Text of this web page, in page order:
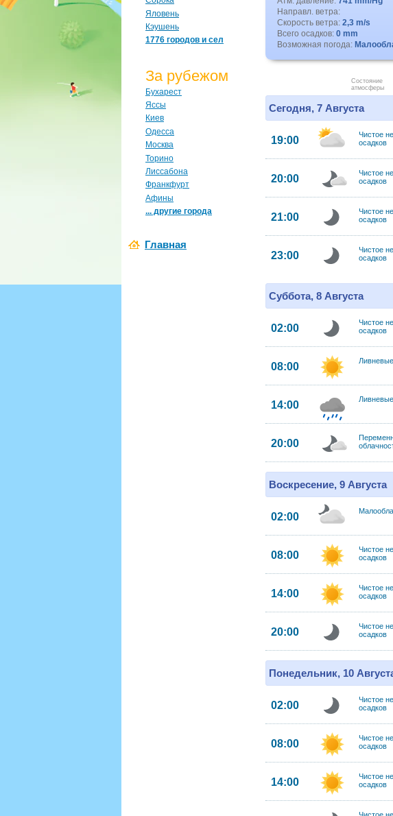
Яловень
Кэушень
1776 городов и сел
За рубежом
Бухарест
Яссы
Киев
Одесса
Москва
Торино
Лиссабона
Франкфурт
Афины
... другие города
Главная
Направл. ветра:
Скорость ветра: 2,3 m/s
Всего осадков: 0 mm
Возможная погода:
Состояние
атмосферы
Сегодня, 7 Августа
19:00
Чистое
осадков
20:00
Чистое
осадков
21:00
Чистое
осадков
23:00
Чистое
осадков
Суббота, 8 Августа
02:00
Чистое
осадков
08:00
14:00
20:00
Воскресение, 9 Августа
02:00
08:00
Чистое
осадков
14:00
Чистое
осадков
20:00
Чистое
осадков
Понедельник, 10
02:00
Чистое
осадков
08:00
Чистое
осадков
14:00
Чистое
осадков